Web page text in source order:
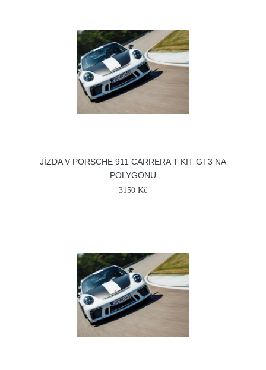
JÍZDA V PORSCHE 911 CARRERA T KIT GT3 NA
POLYGONU
3150 Kč